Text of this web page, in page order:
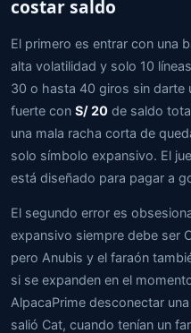
costar saldo
El primero es entrar con una
alta volatilidad y solo 10
30 o hasta 40 giros sin darte
fuerte con S/ 20 de saldo
una mala racha corta de
solo símbolo expansivo. El
está diseñado para pagar a
El segundo error es
expansivo siempre debe ser
pero Anubis y el faraón
si se expanden en el
AlpacaPrime desconectar
salió Cat, cuando tenían un